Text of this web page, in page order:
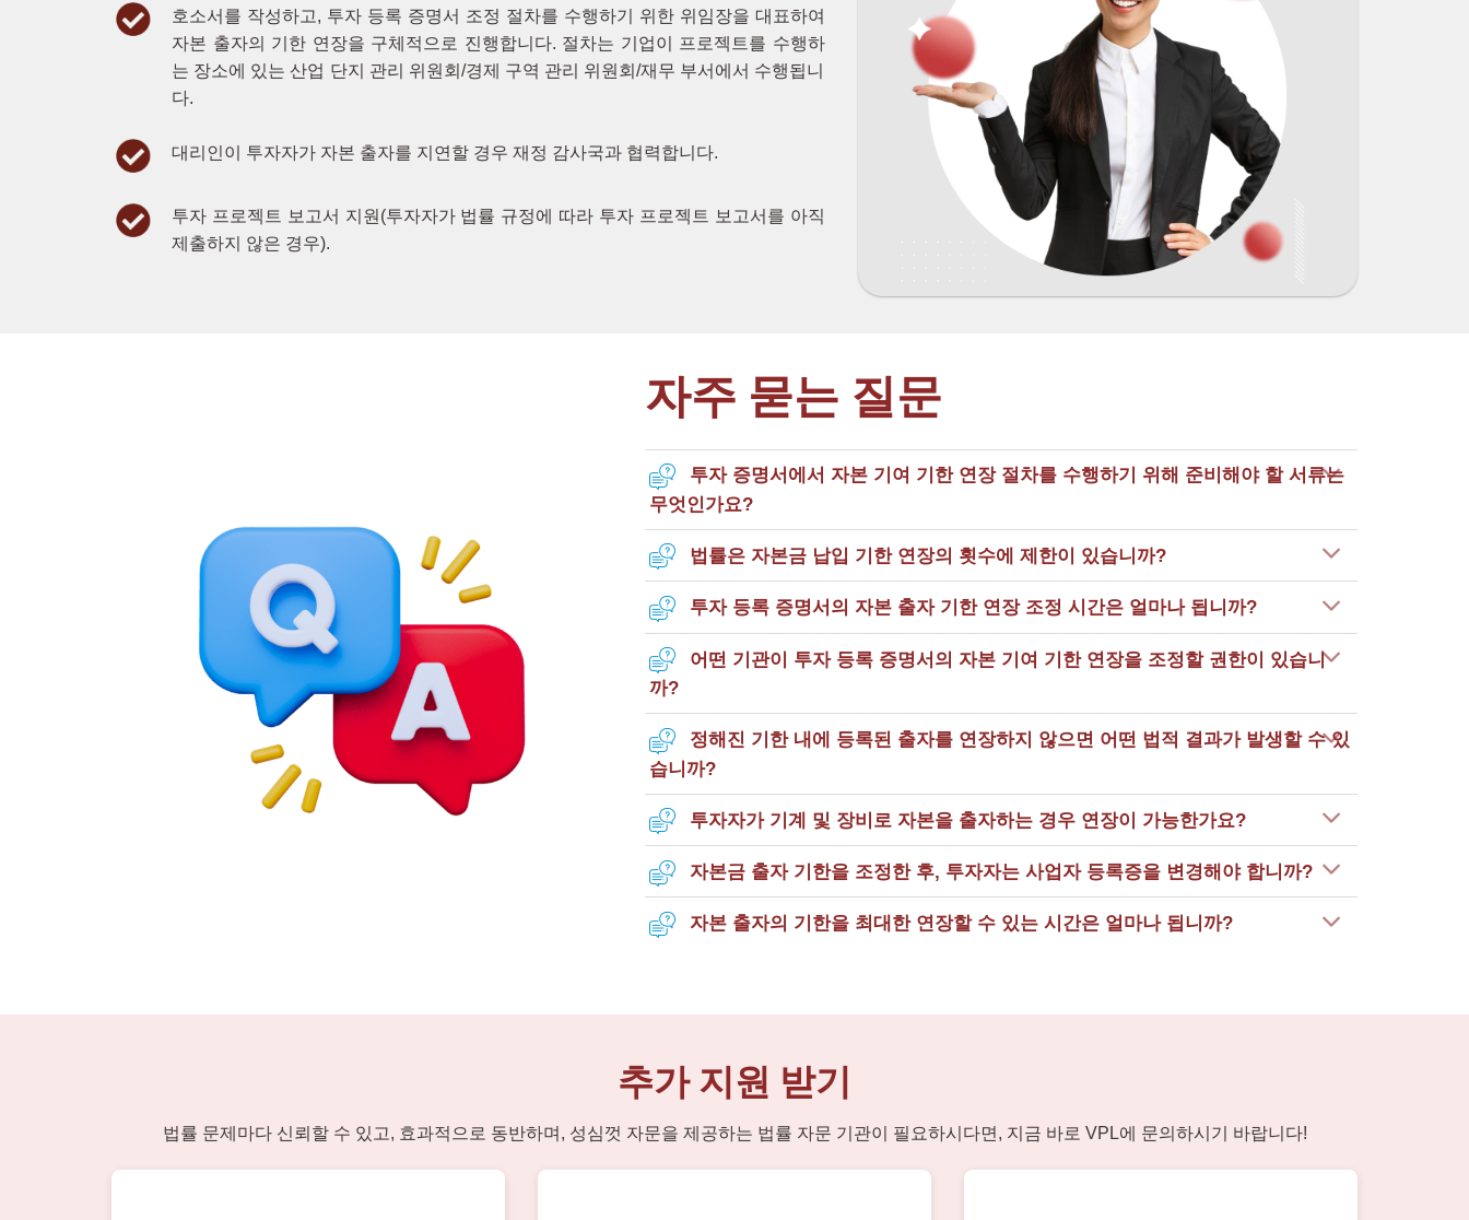
호소서를 작성하고, 투자 등록 증명서 조정 절차를 수행하기 위한 위임장을 대표하여
자본 출자의 기한 연장을 구체적으로 진행합니다. 절차는 기업이 프로젝트를 수행하
는 장소에 있는 산업 단지 관리 위원회/경제 구역 관리 위원회/재무 부서에서 수행됩니
다.
대리인이 투자자가 자본 출자를 지연할 경우 재정 감사국과 협력합니다.
투자 프로젝트 보고서 지원(투자자가 법률 규정에 따라 투자 프로젝트 보고서를 아직
제출하지 않은 경우).
자주 묻는 질문
투자 증명서에서 자본 기여 기한 연장 절차를 수행하기 위해 준비해야 할 서류는
무엇인가요?
법률은 자본금 납입 기한 연장의 횟수에 제한이 있습니까?
투자 등록 증명서의 자본 출자 기한 연장 조정 시간은 얼마나 됩니까?
어떤 기관이 투자 등록 증명서의 자본 기여 기한 연장을 조정할 권한이 있습니
까?
정해진 기한 내에 등록된 출자를 연장하지 않으면 어떤 법적 결과가 발생할 수 있
습니까?
투자자가 기계 및 장비로 자본을 출자하는 경우 연장이 가능한가요?
자본금 출자 기한을 조정한 후, 투자자는 사업자 등록증을 변경해야 합니까?
자본 출자의 기한을 최대한 연장할 수 있는 시간은 얼마나 됩니까?
추가 지원 받기
법률 문제마다 신뢰할 수 있고, 효과적으로 동반하며, 성심껏 자문을 제공하는 법률 자문 기관이 필요하시다면, 지금 바로 VPL에 문의하시기 바랍니다!